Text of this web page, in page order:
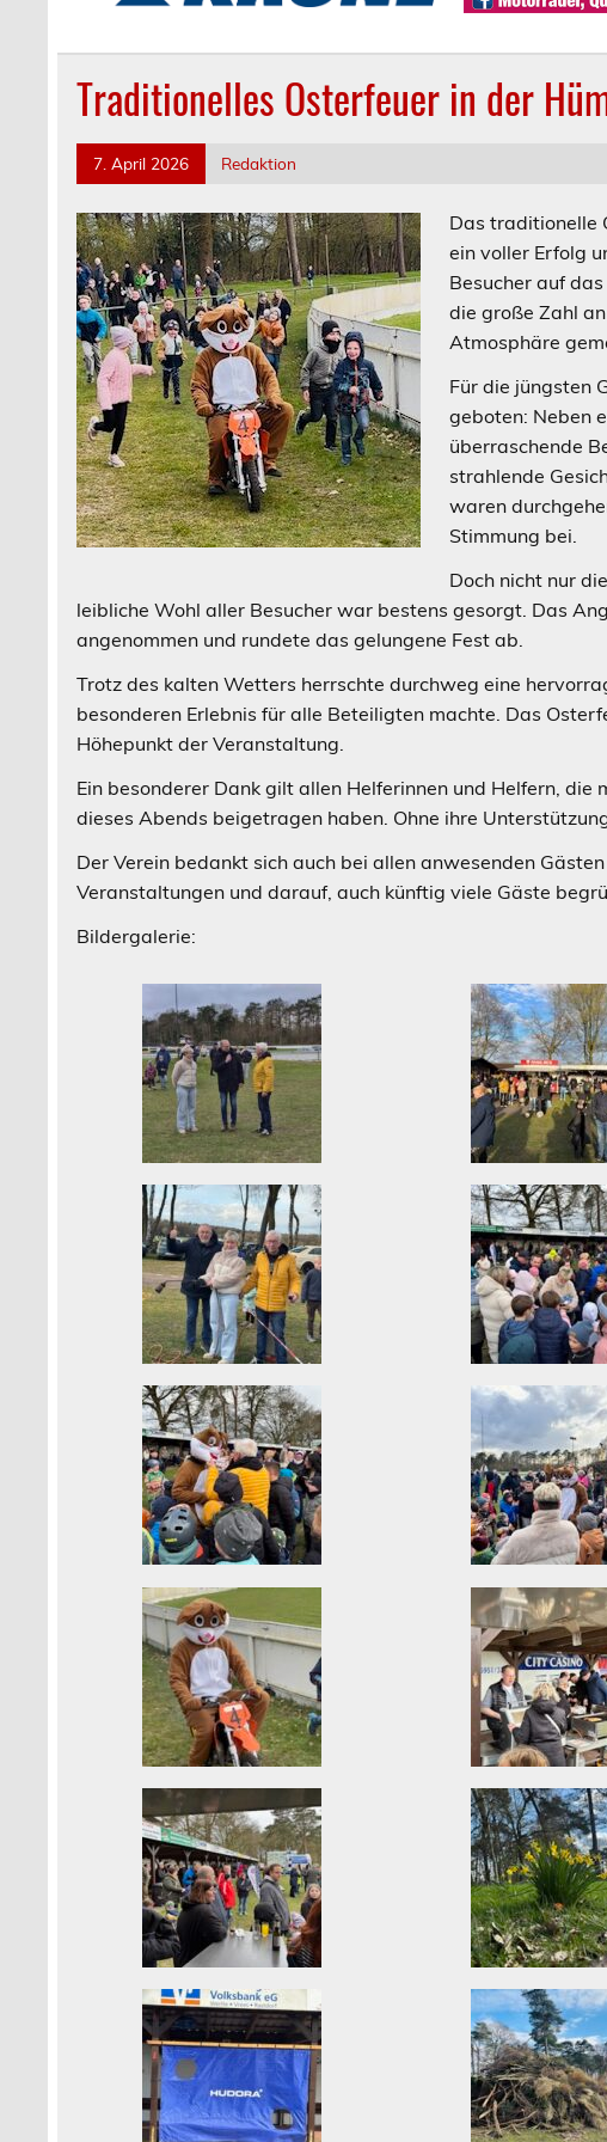
Traditionelles Osterfeuer in der
7. April 2026 Redaktion
Das traditionelle
ein voller Erfolg
Besucher auf
die große Zahl
Atmosphäre
Für die jüngsten
geboten: Neben
überraschende
strahlende
waren
Stimmung bei.
Doch nicht nur
leibliche Wohl aller Besucher war bestens gesorgt. Das
angenommen und rundete das gelungene Fest ab.
Trotz des kalten Wetters herrschte durchweg eine
besonderen Erlebnis für alle Beteiligten machte. Das
Höhepunkt der Veranstaltung.
Ein besonderer Dank gilt allen Helferinnen und Helfern,
dieses Abends beigetragen haben. Ohne ihre
Der Verein bedankt sich auch bei allen anwesenden
Veranstaltungen und darauf, auch künftig viele Gäste
Bildergalerie: